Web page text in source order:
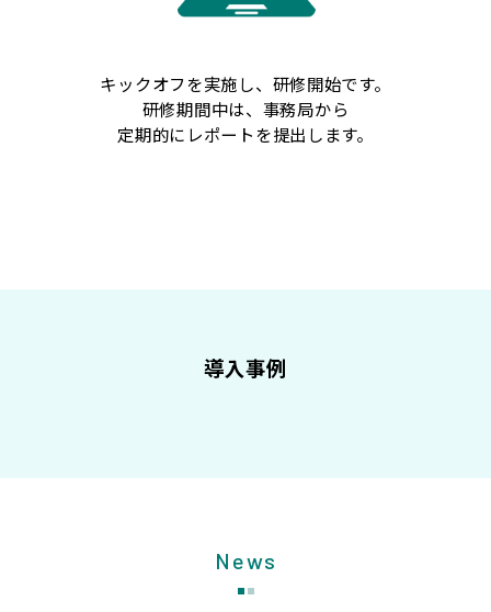
キックオフを実施し、研修開始です。
研修期間中は、事務局から
定期的にレポートを提出します。
導入事例
News